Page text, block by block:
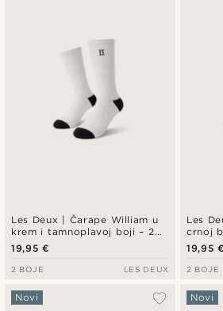
Les Deux | Čarape William u
krem i tamnoplavoj boji – 2
para
19,95 €
2 BOJE LES DEUX
Les
crnoj
19,95 €
2 BOJE
Novi Novi